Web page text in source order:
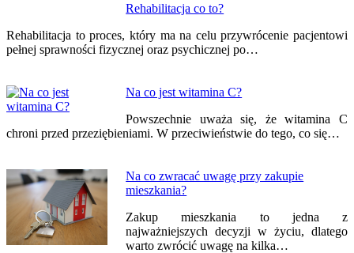
Rehabilitacja co to?
Rehabilitacja to proces, który ma na celu przywrócenie pacjentowi
pełnej sprawności fizycznej oraz psychicznej po…
Na co jest witamina C?
Powszechnie uważa się, że witamina C
chroni przed przeziębieniami. W przeciwieństwie do tego, co się…
Na co zwracać uwagę przy zakupie
mieszkania?
Zakup mieszkania to jedna z
najważniejszych decyzji w życiu, dlatego
warto zwrócić uwagę na kilka…